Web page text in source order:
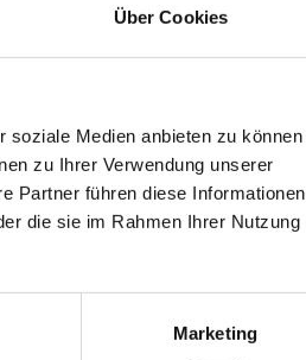
Über Cookies
soziale Medien anbieten zu können
zu Ihrer Verwendung unserer
Partner führen diese Informationen
die sie im Rahmen Ihrer Nutzung
Marketing